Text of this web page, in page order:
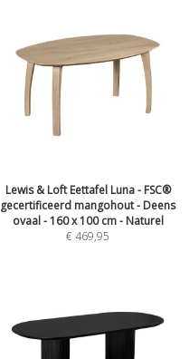
Lewis & Loft Eettafel Luna - FSC®
gecertificeerd mangohout - Deens
ovaal - 160 x 100 cm - Naturel
€469,95